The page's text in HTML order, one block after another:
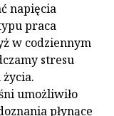
napięcia
praca
w codziennym
stresu
umożliwiło
płynące